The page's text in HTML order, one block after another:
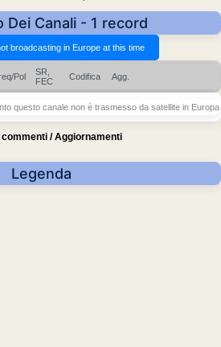
Dei Canali - 1 record
Pol
SR,
FEC
Codifica Agg.
questo canale non è trasmesso da satellite in Europa
commenti / Aggiornamenti
Legenda